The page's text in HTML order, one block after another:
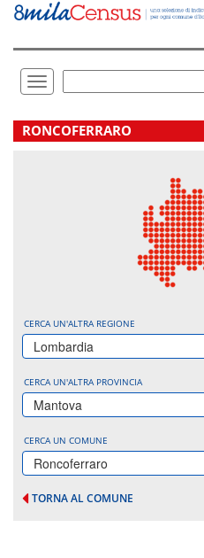
Vai
direttamente
Toggle
navigation
.
RONCOFERRARO
CERCA UN'ALTRA REGIONE
Lombardia
CERCA UN'ALTRA PROVINCIA
Mantova
CERCA UN COMUNE
Roncoferraro
TORNA AL COMUNE